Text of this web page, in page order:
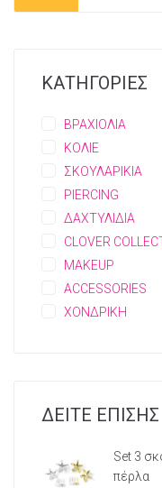
ΚΑΤΗΓΟΡΙΕΣ
ΒΡΑΧΙΟΛΙΑ
ΚΟΛΙΕ
ΣΚΟΥΛΑΡΙΚΙΑ
PIERCING
ΔΑΧΤΥΛΙΔΙΑ
CLOVER
MAKEUP
ACCESSORIES
ΧΟΝΔΡΙΚΗ
ΔΕΙΤΕ ΕΠΙΣΗΣ
Set 3
πέρλα